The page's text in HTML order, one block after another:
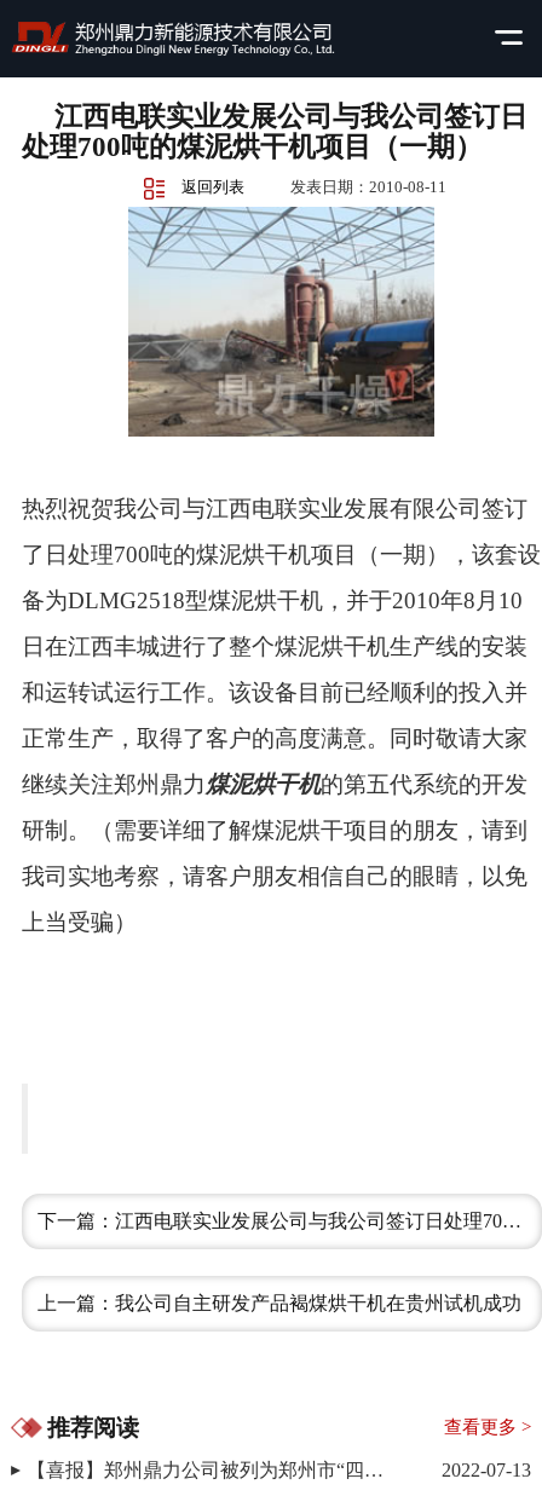
江西电联实业发展公司与我公司签订日
处理700吨的煤泥烘干机项目（一期）
返回列表 发表日期：2010-08-11
热烈祝贺我公司与江西电联实业发展有限公司签订
了日处理700吨的煤泥烘干机项目（一期），该套设
备为DLMG2518型煤泥烘干机，并于2010年8月10
日在江西丰城进行了整个煤泥烘干机生产线的安装
和运转试运行工作。该设备目前已经顺利的投入并
正常生产，取得了客户的高度满意。同时敬请大家
继续关注郑州鼎力 煤泥烘干机的第五代系统的开发
研制。
（需要详细了解煤泥烘干项目的朋友，请到
我司实地考察，请客户朋友相信自己的眼睛，以免
上当受骗）
下一篇：江西电联实业发展公司与我公司签订日处理700吨的煤泥烘干生产线（二期）
上一篇：我公司自主研发产品褐煤烘干机在贵州试机成功
推荐阅读 查看更多 >
【喜报】郑州鼎力公司被列为郑州市“四保”白名单企业。
2022-07-13